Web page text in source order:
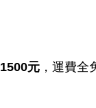
1500元 ，運費全